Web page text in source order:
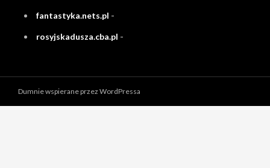
fantastyka.nets.pl -
rosyjskadusza.cba.pl -
Dumnie wspierane przez WordPressa